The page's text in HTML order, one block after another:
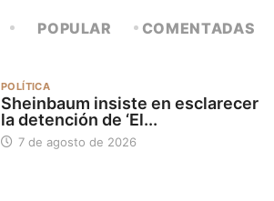
POPULAR COMENTADAS
POLÍTICA
Sheinbaum insiste en esclarecer
la detención de ‘El...
7 de agosto de 2026